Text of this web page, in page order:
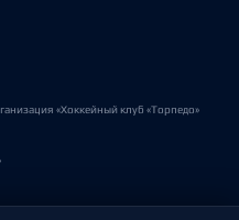
«Хоккейный клуб «Торпедо»